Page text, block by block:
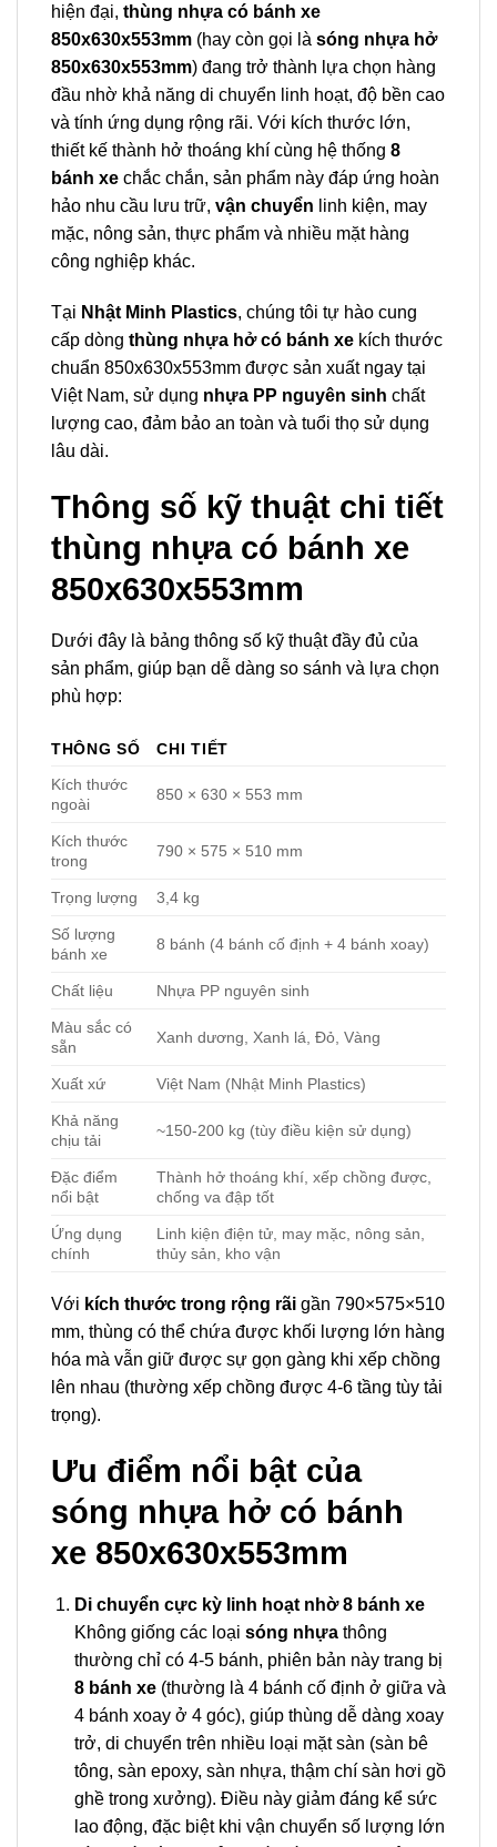
hiện đại, thùng nhựa có bánh xe
850x630x553mm (hay còn gọi là sóng nhựa hở
850x630x553mm) đang trở thành lựa chọn hàng
đầu nhờ khả năng di chuyển linh hoạt, độ bền cao
và tính ứng dụng rộng rãi. Với kích thước lớn,
thiết kế thành hở thoáng khí cùng hệ thống 8
bánh xe chắc chắn, sản phẩm này đáp ứng hoàn
hảo nhu cầu lưu trữ, vận chuyển linh kiện, may
mặc, nông sản, thực phẩm và nhiều mặt hàng
công nghiệp khác.
Tại Nhật Minh Plastics, chúng tôi tự hào cung
cấp dòng thùng nhựa hở có bánh xe kích thước
chuẩn 850x630x553mm được sản xuất ngay tại
Việt Nam, sử dụng nhựa PP nguyên sinh chất
lượng cao, đảm bảo an toàn và tuổi thọ sử dụng
lâu dài.
Thông số kỹ thuật chi tiết
thùng nhựa có bánh xe
850x630x553mm
Dưới đây là bảng thông số kỹ thuật đầy đủ của
sản phẩm, giúp bạn dễ dàng so sánh và lựa chọn
phù hợp:
THÔNG SỐ
CHI TIẾT
Kích thước
ngoài
850 × 630 × 553 mm
Kích thước
trong
790 × 575 × 510 mm
Trọng lượng 3,4 kg
Số lượng
bánh xe
8 bánh (4 bánh cố định + 4 bánh xoay)
Chất liệu Nhựa PP nguyên sinh
Màu sắc có
sẵn
Xanh dương, Xanh lá, Đỏ, Vàng
Xuất xứ Việt Nam (Nhật Minh Plastics)
Khả năng
chịu tải
~150-200 kg (tùy điều kiện sử dụng)
Đặc điểm
nổi bật
Thành hở thoáng khí, xếp chồng được,
chống va đập tốt
Ứng dụng
chính
Linh kiện điện tử, may mặc, nông sản,
thủy sản, kho vận
Với kích thước trong rộng rãi gần 790×575×510
mm, thùng có thể chứa được khối lượng lớn hàng
hóa mà vẫn giữ được sự gọn gàng khi xếp chồng
lên nhau (thường xếp chồng được 4-6 tầng tùy tải
trọng).
Ưu điểm nổi bật của
sóng nhựa hở có bánh
xe 850x630x553mm
Di chuyển cực kỳ linh hoạt nhờ 8 bánh xe
Không giống các loại sóng nhựathông
thường chỉ có 4-5 bánh, phiên bản này trang bị
8 bánh xe(thường là 4 bánh cố định ở giữa và
4 bánh xoay ở 4 góc), giúp thùng dễ dàng xoay
trở, di chuyển trên nhiều loại mặt sàn (sàn bê
tông, sàn epoxy, sàn nhựa, thậm chí sàn hơi gồ
ghề trong xưởng). Điều này giảm đáng kể sức
lao động, đặc biệt khi vận chuyển số lượng lớn